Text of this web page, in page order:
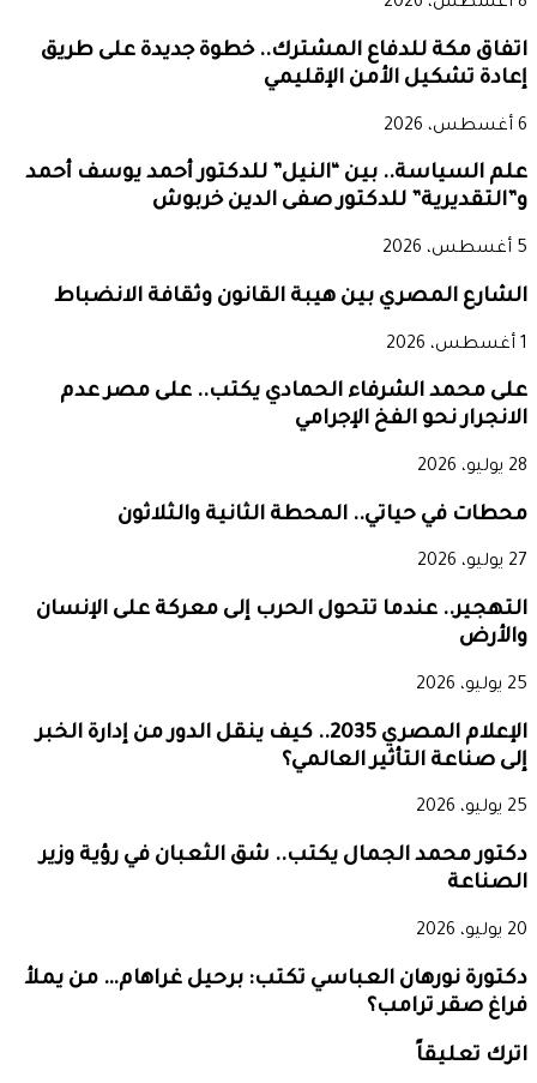
8 أغسطس، 2026
اتفاق مكة للدفاع المشترك.. خطوة جديدة على طريق
إعادة تشكيل الأمن الإقليمي
6 أغسطس، 2026
علم السياسة.. بين “النيل” للدكتور أحمد يوسف أحمد
و”التقديرية” للدكتور صفى الدين خربوش
5 أغسطس، 2026
الشارع المصري بين هيبة القانون وثقافة الانضباط
1 أغسطس، 2026
على محمد الشرفاء الحمادي يكتب.. على مصر عدم
الانجرار نحو الفخ الإجرامي
28 يوليو، 2026
محطات في حياتي.. المحطة الثانية والثلاثون
27 يوليو، 2026
التهجير.. عندما تتحول الحرب إلى معركة على الإنسان
والأرض
25 يوليو، 2026
الإعلام المصري 2035.. كيف ينقل الدور من إدارة الخبر
إلى صناعة التأثير العالمي؟
25 يوليو، 2026
دكتور محمد الجمال يكتب.. شق الثعبان في رؤية وزير
الصناعة
20 يوليو، 2026
دكتورة نورهان العباسي تكتب: برحيل غراهام… من يملأ
فراغ صقر ترامب؟
اترك تعليقاً